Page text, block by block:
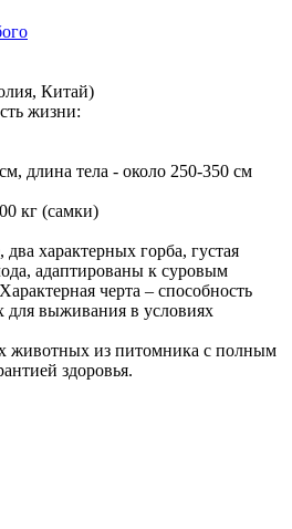
Китай)
жизни:
длина тела - около 250-350 см
кг (самки)
характерных горба, густая
адаптированы к суровым
черта – способность
для выживания в условиях
животных из питомника с полным
здоровья.